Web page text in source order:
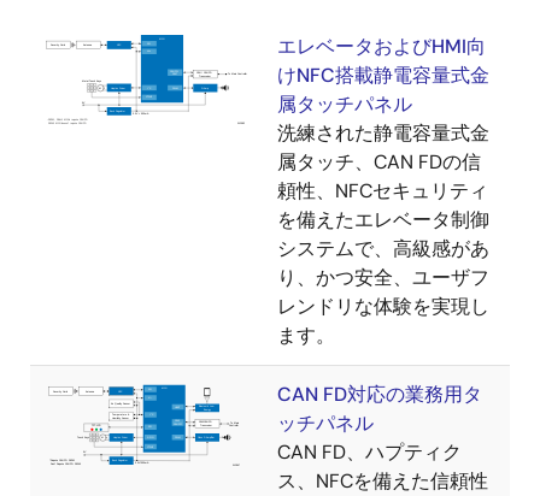
エレベータおよびHMI向
けNFC搭載静電容量式金
属タッチパネル
洗練された静電容量式金
属タッチ、CAN FDの信
頼性、NFCセキュリティ
を備えたエレベータ制御
システムで、高級感があ
り、かつ安全、ユーザフ
レンドリな体験を実現し
ます。
CAN FD対応の業務用タ
ッチパネル
CAN FD、ハプティク
ス、NFCを備えた信頼性